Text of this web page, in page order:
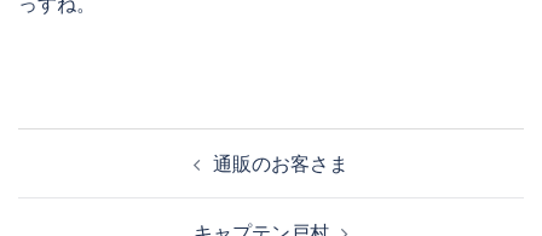
ナ
通販のお客さま